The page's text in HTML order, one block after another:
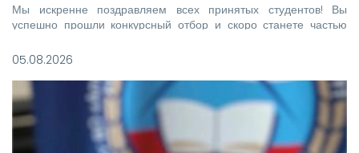
Мы искренне поздравляем всех принятых студентов! Вы
успешно прошли конкурсный отбор и скоро станете частью
05.08.2026